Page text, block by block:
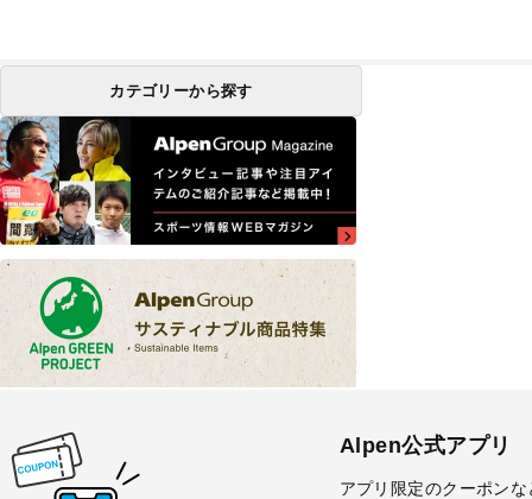
カテゴリーから探す
Alpen公式アプリ
アプリ限定のクーポンな